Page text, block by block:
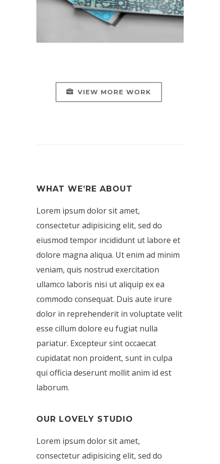
VIEW MORE WORK
WHAT WE’RE ABOUT
Lorem ipsum dolor sit amet,
consectetur adipisicing elit, sed do
eiusmod tempor incididunt ut labore et
dolore magna aliqua. Ut enim ad minim
veniam, quis nostrud exercitation
ullamco laboris nisi ut aliquip ex ea
commodo consequat. Duis aute irure
dolor in reprehenderit in voluptate velit
esse cillum dolore eu fugiat nulla
pariatur. Excepteur sint occaecat
cupidatat non proident, sunt in culpa
qui officia deserunt mollit anim id est
laborum.
OUR LOVELY STUDIO
Lorem ipsum dolor sit amet,
consectetur adipisicing elit, sed do